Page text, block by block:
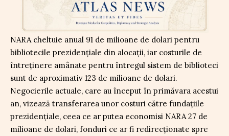
NARA cheltuie anual 91 de milioane de dolari pentru
bibliotecile prezidențiale din alocații, iar costurile de
întreținere amânate pentru întregul sistem de biblioteci
sunt de aproximativ 123 de milioane de dolari.
Negocierile actuale, care au început în primăvara acestui
an, vizează transferarea unor costuri către fundațiile
prezidențiale, ceea ce ar putea economisi NARA 27 de
milioane de dolari, fonduri ce ar fi redirecționate spre